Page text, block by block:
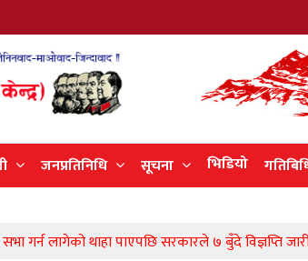
जनप्रतिनिधि सूचना भिडियो
गर्न लागेको थाहा पाएपछि सरकारले ७ बुँदे विज्ञप्ति